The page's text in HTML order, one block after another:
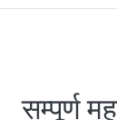
सम्पूर्ण